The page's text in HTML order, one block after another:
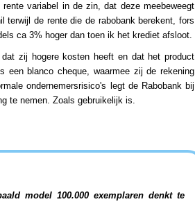
variabel in de zin, dat deze meebeweegt
terwijl de rente die de rabobank berekent, fors
ca 3% hoger dan toen ik het krediet afsloot.
zij hogere kosten heeft en dat het product
een blanco cheque, waarmee zij de rekening
ondernemersrisico's legt de Rabobank bij
te nemen. Zoals gebruikelijk is.
model 100.000 exemplaren denkt te